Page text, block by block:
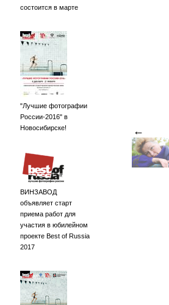
состоится в марте
"Лучшие фотографии
России-2016" в
Новосибирске!
ВИНЗАВОД
объявляет старт
приема работ для
участия в юбилейном
проекте Best of Russia
2017
←